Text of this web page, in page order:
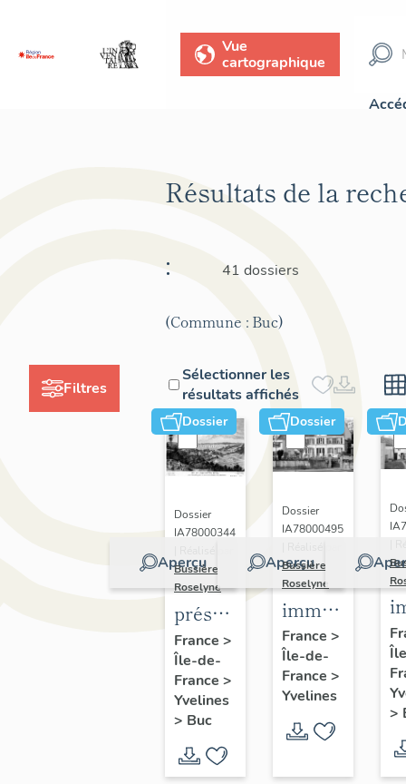
Vue
cartographique
Filtres
Résultats de la
:
41 dossiers
(Commune : Buc)
Sélectionner les
résultats affichés
Dossier
Aperçu
Dossier
IA78000344
Bussière
Roselyne
présentation
de la
commune
de Buc
France >
Île-de-
France >
Yvelines
> Buc
Dossier
Aperçu
Dossier
IA78000495
Bussière
Roselyne
immeubles,
maisons,
fermes
France >
Île-de-
France >
Yvelines
>